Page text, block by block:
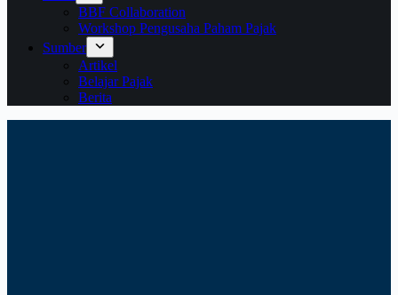
BBF Collaboration
Workshop Pengusaha Paham Pajak
Sumber
Artikel
Belajar Pajak
Berita